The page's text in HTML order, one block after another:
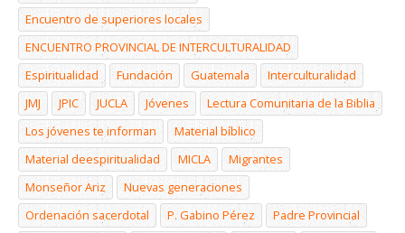
Encuentro de superiores locales
ENCUENTRO PROVINCIAL DE INTERCULTURALIDAD
Espiritualidad
Fundación Guatemala
Interculturalidad
JMJ
JPIC JUCLA Jóvenes
Lectura Comunitaria de la Biblia
Los jóvenes te informan
Material bíblico
Material deespiritualidad
MICLA
Migrantes
Monseñor Ariz
Nuevas generaciones
Ordenación sacerdotal
P. Gabino Pérez
Padre Provincial